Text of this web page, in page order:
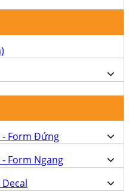
- Form Đứng
Form Ngang